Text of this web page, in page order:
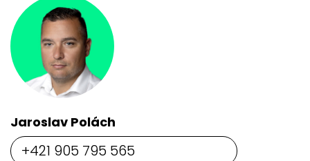
Jaroslav Polách
+421 905 795 565